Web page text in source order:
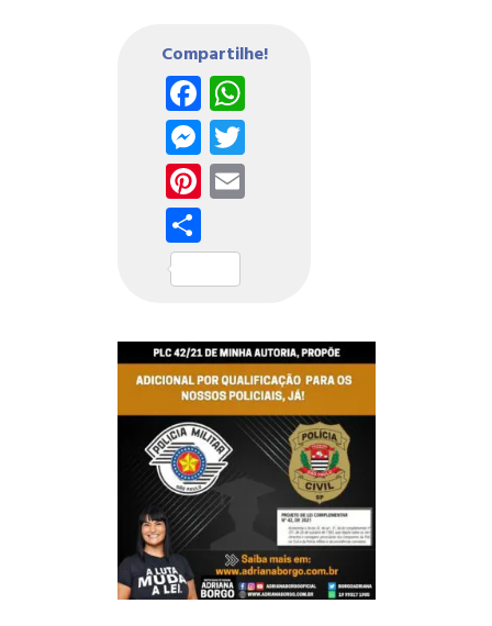
Compartilhe!
Facebook
WhatsApp
Messenger
Twitter
Pinterest
Email
Share